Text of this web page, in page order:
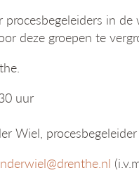
procesbegeleiders in
deze groepen te
uur
Wiel,